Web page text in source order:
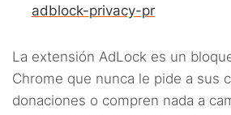
adblock-privacy-pr
La extensión AdLock es un
Chrome que nunca le pide a sus
donaciones o compren nada a